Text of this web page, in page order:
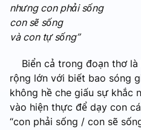
nhưng con phải sống
con sẽ sống
và con tự sống”
Biển cả trong đoạn thơ là
rộng lớn với biết bao sóng
không hề che giấu sự khắc
vào hiện thực để dạy con
“con phải sống / con sẽ